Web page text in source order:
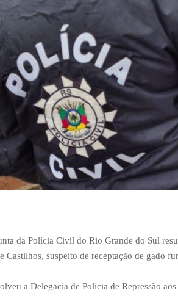
da Polícia Civil do Rio Grande do Sul
Castilhos, suspeito de receptação de gado
a Delegacia de Polícia de Repressão